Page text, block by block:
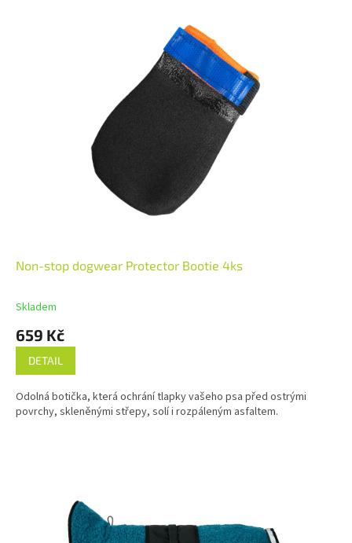
Non-stop dogwear Protector Bootie 4ks
Skladem
659 Kč
DETAIL
Odolná botička, která ochrání tlapky vašeho psa před ostrými
povrchy, skleněnými střepy, solí i rozpáleným asfaltem.